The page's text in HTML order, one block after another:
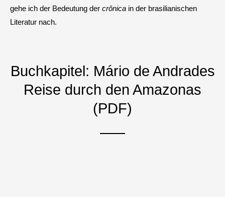
gehe ich der Bedeutung der crônica in der brasilianischen
Literatur nach.
Buchkapitel: Mário de Andrades
Reise durch den Amazonas
(PDF)